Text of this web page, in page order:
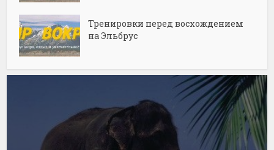
Тренировки перед восхождением
на Эльбрус